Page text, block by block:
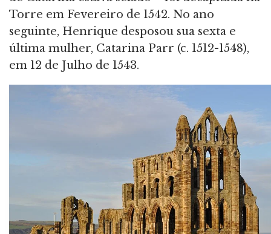
Torre em Fevereiro de 1542. No ano
seguinte, Henrique desposou sua sexta e
última mulher, Catarina Parr (c. 1512-1548),
em 12 de Julho de 1543.